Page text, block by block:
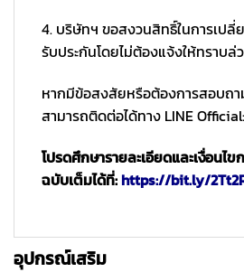
4. บริษัทฯ ขอสงวนสิทธิ์ในการเปลี่
รับประกันโดยไม่ต้องแจ้งให้ทราบล่
หากมีข้อสงสัยหรือต้องการสอบถ
สามารถติดต่อได้ทาง LINE
โปรดศึกษารายละเอียดและเงื่อนไ
ฉบับเต็มได้ที่:https://bit.ly/
อุปกรณ์เสริม